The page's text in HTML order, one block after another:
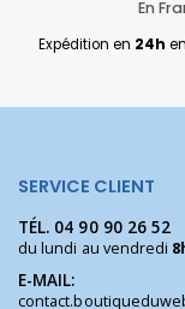
En
Expédition en 24h en
SERVICE CLIENT
TÉL. 04 90 90 26 52
du lundi au vendredi
E-MAIL: